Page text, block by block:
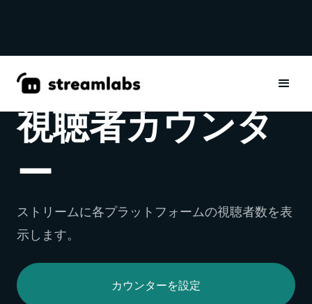
ウィジェット
視聴者カウンタ
ー
ストリームに各プラットフォームの視聴者数を表
示します。
カウンターを設定